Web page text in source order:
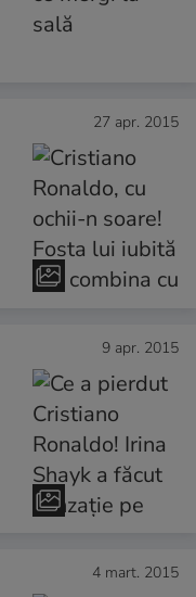
27 apr. 2015
9 apr. 2015
4 mart. 2015